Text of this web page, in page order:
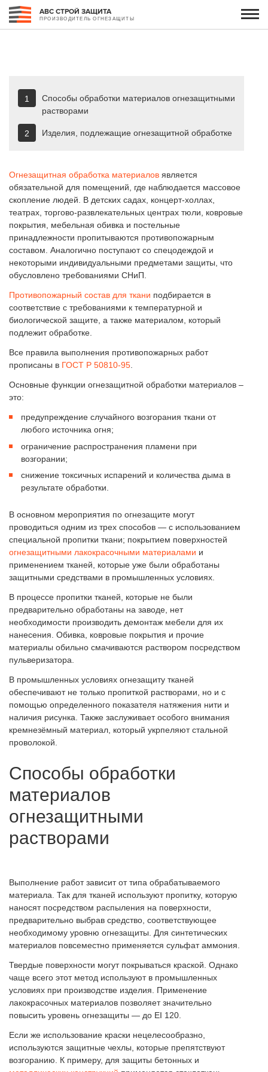
АВС СТРОЙ ЗАЩИТА
ПРОИЗВОДИТЕЛЬ ОГНЕЗАЩИТЫ
Способы обработки материалов огнезащитными
растворами
Изделия, подлежащие огнезащитной обработке
Огнезащитная обработка материалов является
обязательной для помещений, где наблюдается массовое
скопление людей. В детских садах, концерт-холлах,
театрах, торгово-развлекательных центрах тюли, ковровые
покрытия, мебельная обивка и постельные
принадлежности пропитываются противопожарным
составом. Аналогично поступают со спецодеждой и
некоторыми индивидуальными предметами защиты, что
обусловлено требованиями СНиП.
Противопожарный состав для ткани подбирается в
соответствие с требованиями к температурной и
биологической защите, а также материалом, который
подлежит обработке.
Все правила выполнения противопожарных работ
прописаны в ГОСТ Р 50810-95.
Основные функции огнезащитной обработки материалов –
это:
предупреждение случайного возгорания ткани от
любого источника огня;
ограничение распространения пламени при
возгорании;
снижение токсичных испарений и количества дыма в
результате обработки.
В основном мероприятия по огнезащите могут
проводиться одним из трех способов — с использованием
специальной пропитки ткани; покрытием поверхностей
огнезащитными лакокрасочными материалами и
применением тканей, которые уже были обработаны
защитными средствами в промышленных условиях.
В процессе пропитки тканей, которые не были
предварительно обработаны на заводе, нет
необходимости производить демонтаж мебели для их
нанесения. Обивка, ковровые покрытия и прочие
материалы обильно смачиваются раствором посредством
пульверизатора.
В промышленных условиях огнезащиту тканей
обеспечивают не только пропиткой растворами, но и с
помощью определенного показателя натяжения нити и
наличия рисунка. Также заслуживает особого внимания
кремнезёмный материал, который укрпеляют стальной
проволокой.
Способы обработки
материалов
огнезащитными
растворами
Выполнение работ зависит от типа обрабатываемого
материала. Так для тканей используют пропитку, которую
наносят посредством распыления на поверхности,
предварительно выбрав средство, соответствующее
необходимому уровню огнезащиты. Для синтетических
материалов повсеместно применяется сульфат аммония.
Твердые поверхности могут покрываться краской. Однако
чаще всего этот метод используют в промышленных
условиях при производстве изделия. Применение
лакокрасочных материалов позволяет значительно
повысить уровень огнезащиты — до EI 120.
Если же использование краски нецелесообразно,
используются защитные чехлы, которые препятствуют
возгоранию. К примеру, для защиты бетонных и